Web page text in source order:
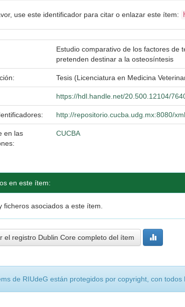
use este identificador para citar o enlazar este ítem:
Estudio comparativo de los factores de
pretenden destinar a la osteosíntesis
Tesis (Licenciatura en Medicina
https://hdl.handle.net/20.500.12104/
http://repositorio.cucba.udg.mx:8080/
en las
CUCBA
en este ítem:
ficheros asociados a este ítem.
el registro Dublin Core completo del ítem
de RIUdeG están protegidos por copyright, con